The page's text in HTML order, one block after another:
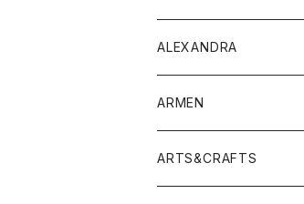
Tシャツ
シャツ
ボトムス
トップス
Tシャツ・カットソー
シャツ・ブラウス
ボトムス
パンツ
ワンピース・オールインワン
ALEXANDRA
ARMEN
アウター
ARTS&CRAFTS